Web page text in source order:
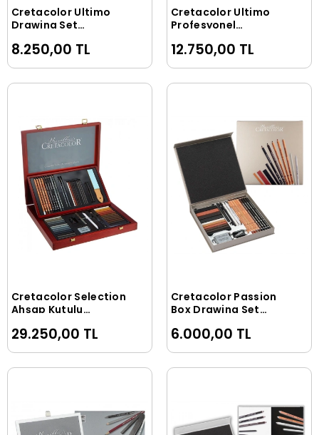
Sepete Ekle
Cretacolor Ultimo
Drawing Set
Karakalem Eskiz
Çizim Seti 35 Parça
8.250,00 TL
Sepete Ekle
Cretacolor Ultimo
Profesyonel
Çizim Seti 35 Parça
Ahşap Kutulu
12.750,00 TL
Sepete Ekle
Cretacolor Selection
Ahşap Kutulu
Karakalem Eskiz
29.250,00 TL
Sepete Ekle
Cretacolor Passion
Box Drawing Set
Eskiz Çizim Seti
6.000,00 TL